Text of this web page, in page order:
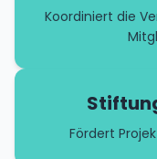
Koordiniert die
Fördert